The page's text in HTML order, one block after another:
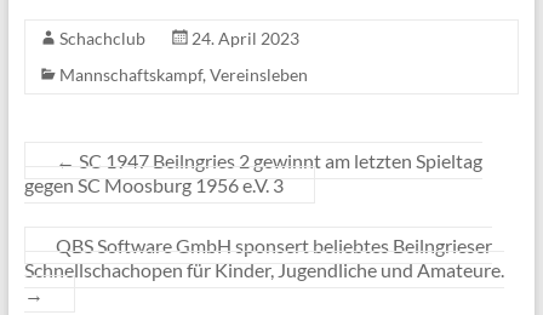
Schachclub
24. April 2023
Mannschaftskampf, Vereinsleben
← SC 1947 Beilngries 2 gewinnt am letzten Spieltag
gegen SC Moosburg 1956 e.V. 3
QBS Software GmbH sponsert beliebtes Beilngrieser
Schnellschachopen für Kinder, Jugendliche und Amateure.
→